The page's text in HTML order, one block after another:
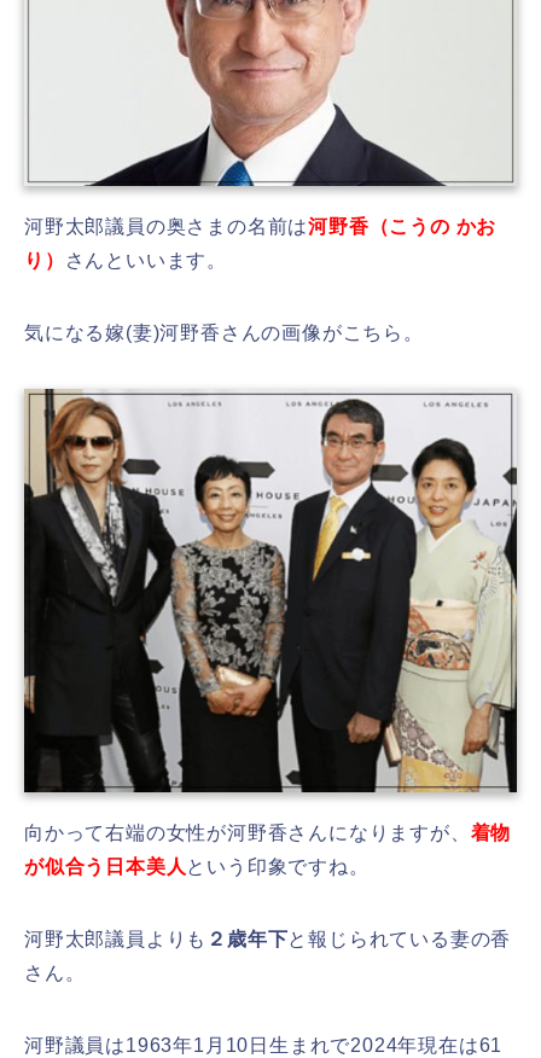
河野太郎議員の奥さまの名前は河野香（こうの かお
り）
さんといいます。
気になる嫁(妻)河野香さんの画像がこちら。
向かって右端の女性が河野香さんになりますが、 着物
が似合う日本美人 という印象ですね。
河野太郎議員よりも ２歳年下と報じられている妻の香
さん。
河野議員は1963年1月10日生まれで2024年現在は61